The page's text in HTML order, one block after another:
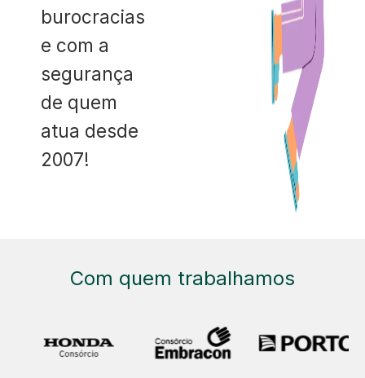
burocracias
e com a
segurança
de quem
atua desde
2007!
Com quem trabalhamos